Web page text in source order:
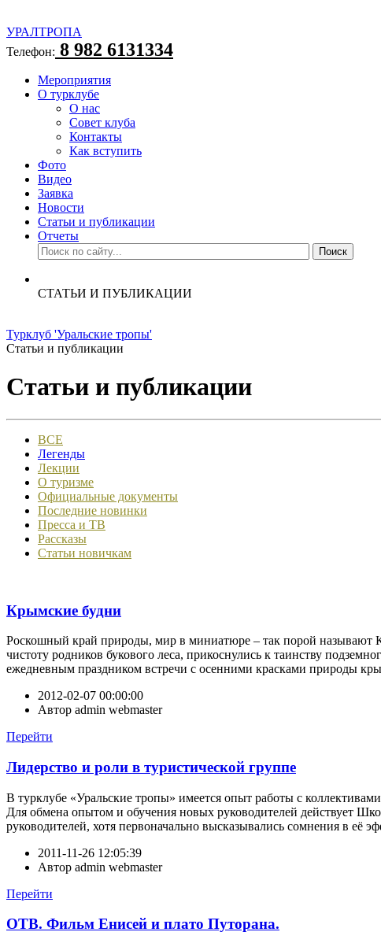
УРАЛТРОПА
Телефон: 8 982 6131334
Мероприятия
О турклубе
О нас
Совет клуба
Контакты
Как вступить
Фото
Видео
Заявка
Новости
Статьи и публикации
Отчеты
СТАТЬИ И ПУБЛИКАЦИИ
Турклуб 'Уральские тропы'
Статьи и публикации
Статьи и публикации
ВСЕ
Легенды
Лекции
О туризме
Официальные документы
Последние новинки
Пресса и ТВ
Рассказы
Статьи новичкам
Крымские будни
Роскошный край природы, мир в миниатюре – так порой
чистоту родников букового леса, прикоснулись к таинству
ежедневным праздником встречи с осенними красками природы
2012-02-07 00:00:00
Автор admin webmaster
Перейти
Лидерство и роли в туристической группе
В турклубе «Уральские тропы» имеется опыт работы с
Для обмена опытом и обучения новых руководителей действует
руководителей, хотя первоначально высказывались сомнения в её
2011-11-26 12:05:39
Автор admin webmaster
Перейти
ОТВ. Фильм Енисей и плато Путорана.